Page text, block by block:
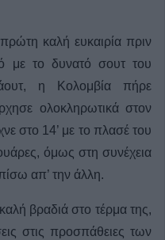
καλή ευκαιρία πριν
με το δυνατό σουτ του
η Κολομβία πήρε
ολοκληρωτικά στον
στο 14’ με το πλασέ του
όμως στη συνέχεια
απ’ την άλλη.
βραδιά στο τέρμα της,
στις προσπάθειες των